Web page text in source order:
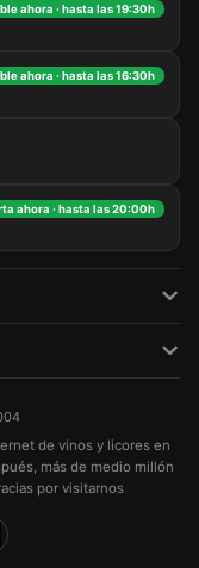
ahora · hasta las 19:30h
ahora · hasta las 16:30h
ahora · hasta las 20:00h
de vinos y licores en
más de medio millón
por visitarnos